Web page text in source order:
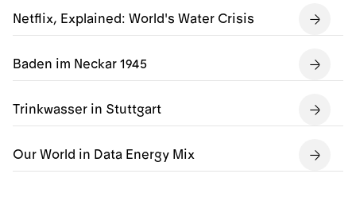
Netflix, Explained: World's Water Crisis
Baden im Neckar 1945
Trinkwasser in Stuttgart
Our World in Data Energy Mix